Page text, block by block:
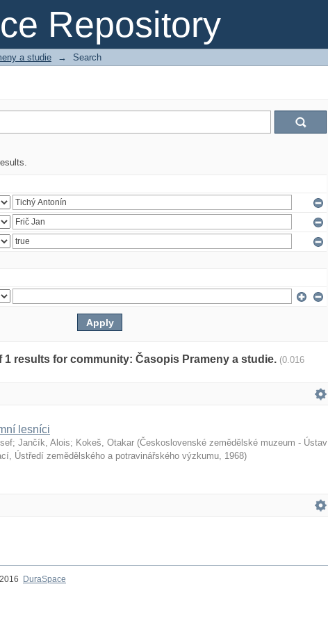
Repository
a studie → Search
1 results for community: Časopis Prameny a studie. (0.016
lesníci
; Jančík, Alois; Kokeš, Otakar (Československé zemědělské muzeum - Ústav
Ústředí zemědělského a potravinářského výzkumu, 1968)
DuraSpace